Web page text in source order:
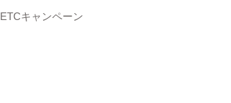
ETCキャンペーン